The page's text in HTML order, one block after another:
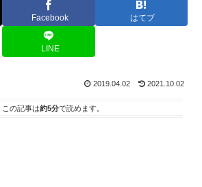
Facebook はてブ
LINE
2019.04.02 2021.10.02
この記事は約5分で読めます。